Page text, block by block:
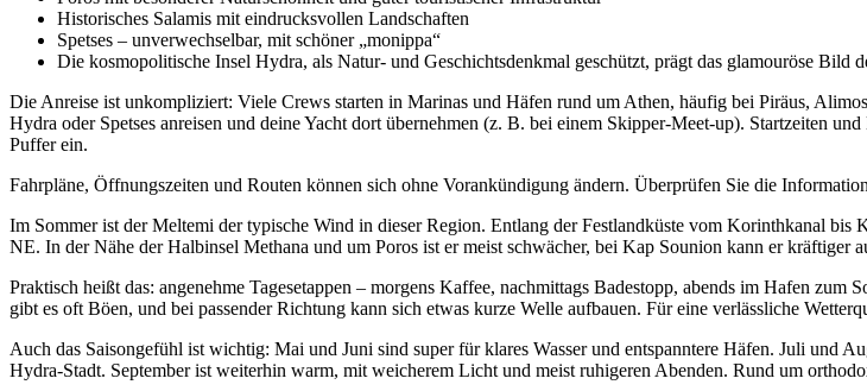
Historisches Salamis mit eindrucksvollen Landschaften
Spetses – unverwechselbar, mit schöner „monippa“
Die kosmopolitische Insel Hydra, als Natur- und Geschichtsdenkmal geschützt, prägt das glamouröse Bild
Die Anreise ist unkompliziert: Viele Crews starten in Marinas und Häfen rund um Athen, häufig bei Piräus,
Hydra oder Spetses anreisen und deine Yacht dort übernehmen (z. B. bei einem Skipper-Meet-up). Startzeiten
Puffer ein.
Fahrpläne, Öffnungszeiten und Routen können sich ohne Vorankündigung ändern. Überprüfen Sie die
Im Sommer ist der Meltemi der typische Wind in dieser Region. Entlang der Festlandküste vom Korinthkanal
NE. In der Nähe der Halbinsel Methana und um Poros ist er meist schwächer, bei Kap Sounion kann er kräftiger
Praktisch heißt das: angenehme Tagesetappen – morgens Kaffee, nachmittags Badestopp, abends im Hafen
gibt es oft Böen, und bei passender Richtung kann sich etwas kurze Welle aufbauen. Für eine verlässliche
Auch das Saisongefühl ist wichtig: Mai und Juni sind super für klares Wasser und entspanntere Häfen. Juli und
Hydra-Stadt. September ist weiterhin warm, mit weicherem Licht und meist ruhigeren Abenden. Rund um